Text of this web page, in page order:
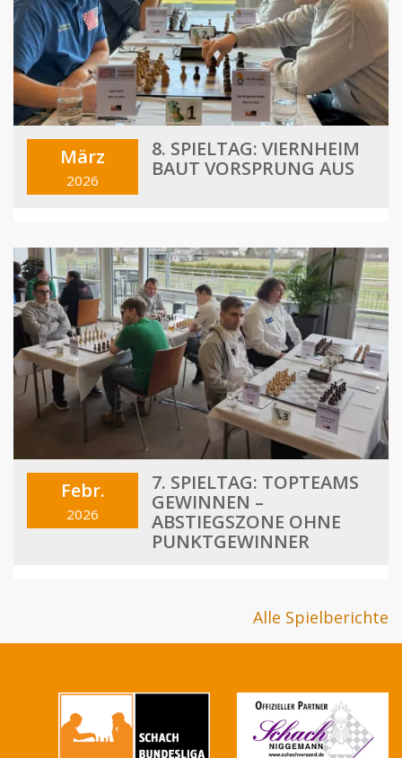
März
2026
8. SPIELTAG: VIERNHEIM
BAUT VORSPRUNG AUS
Febr.
2026
7. SPIELTAG: TOPTEAMS
GEWINNEN –
ABSTIEGSZONE OHNE
PUNKTGEWINNER
Alle Spielberichte